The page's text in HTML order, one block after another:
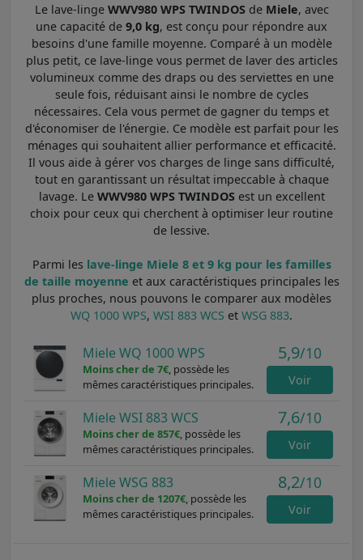
Le lave-linge WWV980 WPS TWINDOSde Miele, avec
une capacité de 9,0 kg, est conçu pour répondre aux
besoins d'une famille moyenne. Comparé à un modèle
plus petit, ce lave-linge vous permet de laver des articles
volumineux comme des draps ou des serviettes en une
seule fois, réduisant ainsi le nombre de cycles
nécessaires. Cela vous permet de gagner du temps et
d'économiser de l'énergie. Ce modèle est parfait pour les
ménages qui souhaitent allier performance et efficacité.
Il vous aide à gérer vos charges de linge sans difficulté,
tout en garantissant un résultat impeccable à chaque
lavage. Le WWV980 WPS TWINDOSest un excellent
choix pour ceux qui cherchent à optimiser leur routine
de lessive.
Parmi les lave-linge Miele 8 et 9 kg pour les familles
de taille moyenne et aux caractéristiques principales les
plus proches, nous pouvons le comparer aux modèles
WQ 1000 WPS, WSI 883 WCS et WSG 883.
Miele WQ 1000 WPS
Moins cher de 7€, possède les
mêmes caractéristiques principales.
5,9/10
Voir
Miele WSI 883 WCS
Moins cher de 857€, possède les
mêmes caractéristiques principales.
7,6/10
Voir
Miele WSG 883
Moins cher de 1207€, possède les
mêmes caractéristiques principales.
8,2/10
Voir